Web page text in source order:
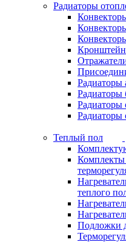
Радиаторы
Радиаторы
Радиаторы
Радиаторы
Теплый пол
Комплекты
теплого
Подложки